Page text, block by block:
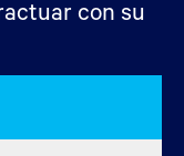
con su